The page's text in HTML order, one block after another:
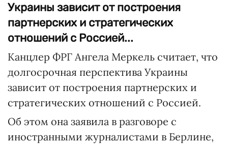
Украины зависит от построения
партнерских и стратегических
отношений с Россией...
Канцлер ФРГ Ангела Меркель считает, что
долгосрочная перспектива Украины
зависит от построения партнерских и
стратегических отношений с Россией.
Об этом она заявила в разговоре с
иностранными журналистами в Берлине,